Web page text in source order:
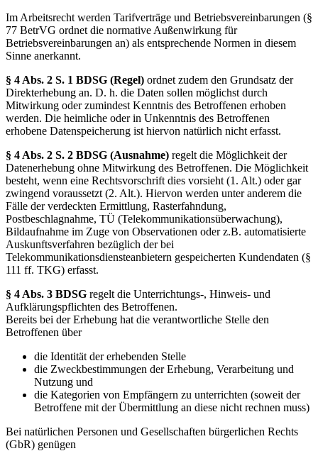
Im Arbeitsrecht werden Tarifverträge und Betriebsvereinbarungen (§
77 BetrVG ordnet die normative Außenwirkung für
Betriebsvereinbarungen an) als entsprechende Normen in diesem
Sinne anerkannt.
§ 4 Abs. 2 S. 1 BDSG (Regel) ordnet zudem den Grundsatz der
Direkterhebung an. D. h. die Daten sollen möglichst durch
Mitwirkung oder zumindest Kenntnis des Betroffenen erhoben
werden. Die heimliche oder in Unkenntnis des Betroffenen
erhobene Datenspeicherung ist hiervon natürlich nicht erfasst.
§ 4 Abs. 2 S. 2 BDSG (Ausnahme) regelt die Möglichkeit der
Datenerhebung ohne Mitwirkung des Betroffenen. Die Möglichkeit
besteht, wenn eine Rechtsvorschrift dies vorsieht (1. Alt.) oder gar
zwingend voraussetzt (2. Alt.). Hiervon werden unter anderem die
Fälle der verdeckten Ermittlung, Rasterfahndung,
Postbeschlagnahme, TÜ (Telekommunikationsüberwachung),
Bildaufnahme im Zuge von Observationen oder z.B. automatisierte
Auskunftsverfahren bezüglich der bei
Telekommunikationsdiensteanbietern gespeicherten Kundendaten (§
111 ff. TKG) erfasst.
§ 4 Abs. 3 BDSG regelt die Unterrichtungs-, Hinweis- und
Aufklärungspflichten des Betroffenen.
Bereits bei der Erhebung hat die verantwortliche Stelle den
Betroffenen über
die Identität der erhebenden Stelle
die Zweckbestimmungen der Erhebung, Verarbeitung und
Nutzung und
die Kategorien von Empfängern zu unterrichten (soweit der
Betroffene mit der Übermittlung an diese nicht rechnen muss)
Bei natürlichen Personen und Gesellschaften bürgerlichen Rechts
(GbR) genügen